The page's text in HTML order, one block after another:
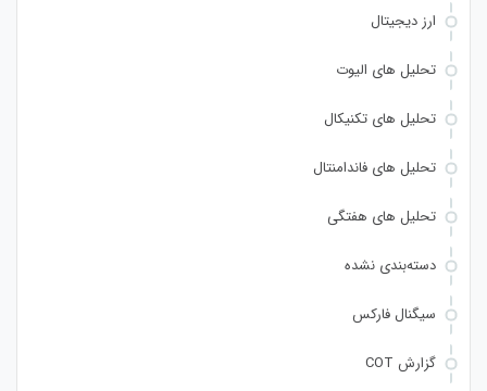
ارز دیجیتال
تحلیل های الیوت
تحلیل های تکنیکال
تحلیل های فاندامنتال
تحلیل های هفتگی
دسته‌بندی نشده
سیگنال فارکس
گزارش COT